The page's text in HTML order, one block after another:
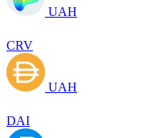
UAH
CRV
UAH
DAI